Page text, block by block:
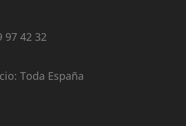
97 42 32
Toda España